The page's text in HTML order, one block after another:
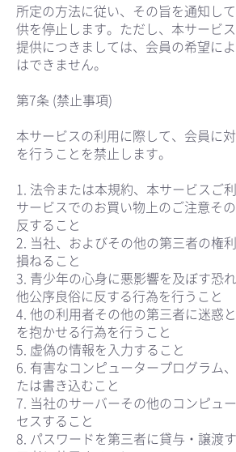
所定の方法に従い、その旨を通知し
供を停止します。ただし、本サービ
提供につきましては、会員の希望に
はできません。
第7条 (禁止事項)
本サービスの利用に際して、会員に
を行うことを禁止します。
1. 法令または本規約、本サービスご
サービスでのお買い物上のご注意そ
反すること
2. 当社、およびその他の第三者の権
損ねること
3. 青少年の心身に悪影響を及ぼす恐
他公序良俗に反する行為を行うこと
4. 他の利用者その他の第三者に迷惑
を抱かせる行為を行うこと
5. 虚偽の情報を入力すること
6. 有害なコンピュータープログラム
たは書き込むこと
7. 当社のサーバーその他のコンピュ
セスすること
8. パスワードを第三者に貸与・譲渡